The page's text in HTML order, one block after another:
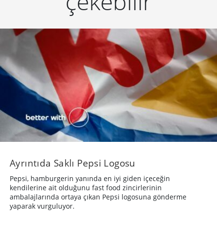
Ayrıntıda Saklı Pepsi Logosu
Pepsi, hamburgerin yanında en iyi giden içeceğin
kendilerine ait olduğunu fast food zincirlerinin
ambalajlarında ortaya çıkan Pepsi logosuna gönderme
yaparak vurguluyor.